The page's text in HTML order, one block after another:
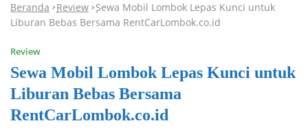
Beranda -Review -Sewa Mobil Lombok Lepas Kunci untuk
Liburan Bebas Bersama RentCarLombok.co.id
Review
Sewa Mobil Lombok Lepas Kunci untuk
Liburan Bebas Bersama
RentCarLombok.co.id